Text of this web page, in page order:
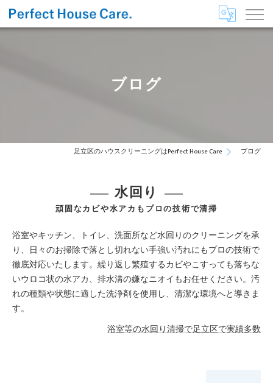
ブログ
足立区のハウスクリーニングはPerfect House Care ブログ
水回り
頑固なカビや水アカもプロの技術で清掃
浴室やキッチン、トイレ、洗面所など水回りのクリーニングを承
り、日々のお掃除で落とし切れない手強い汚れにもプロの技術で
徹底対応いたします。繰り返し繁殖するカビやこすっても落ちな
いウロコ状の水アカ、排水溝の嫌なニオイもお任せください。汚
れの種類や状態に適した洗浄剤を使用し、清潔な環境へと導きま
す。
浴室等の水回り清掃で足立区で実績多数